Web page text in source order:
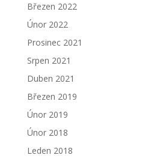
Březen 2022
Únor 2022
Prosinec 2021
Srpen 2021
Duben 2021
Březen 2019
Únor 2019
Únor 2018
Leden 2018